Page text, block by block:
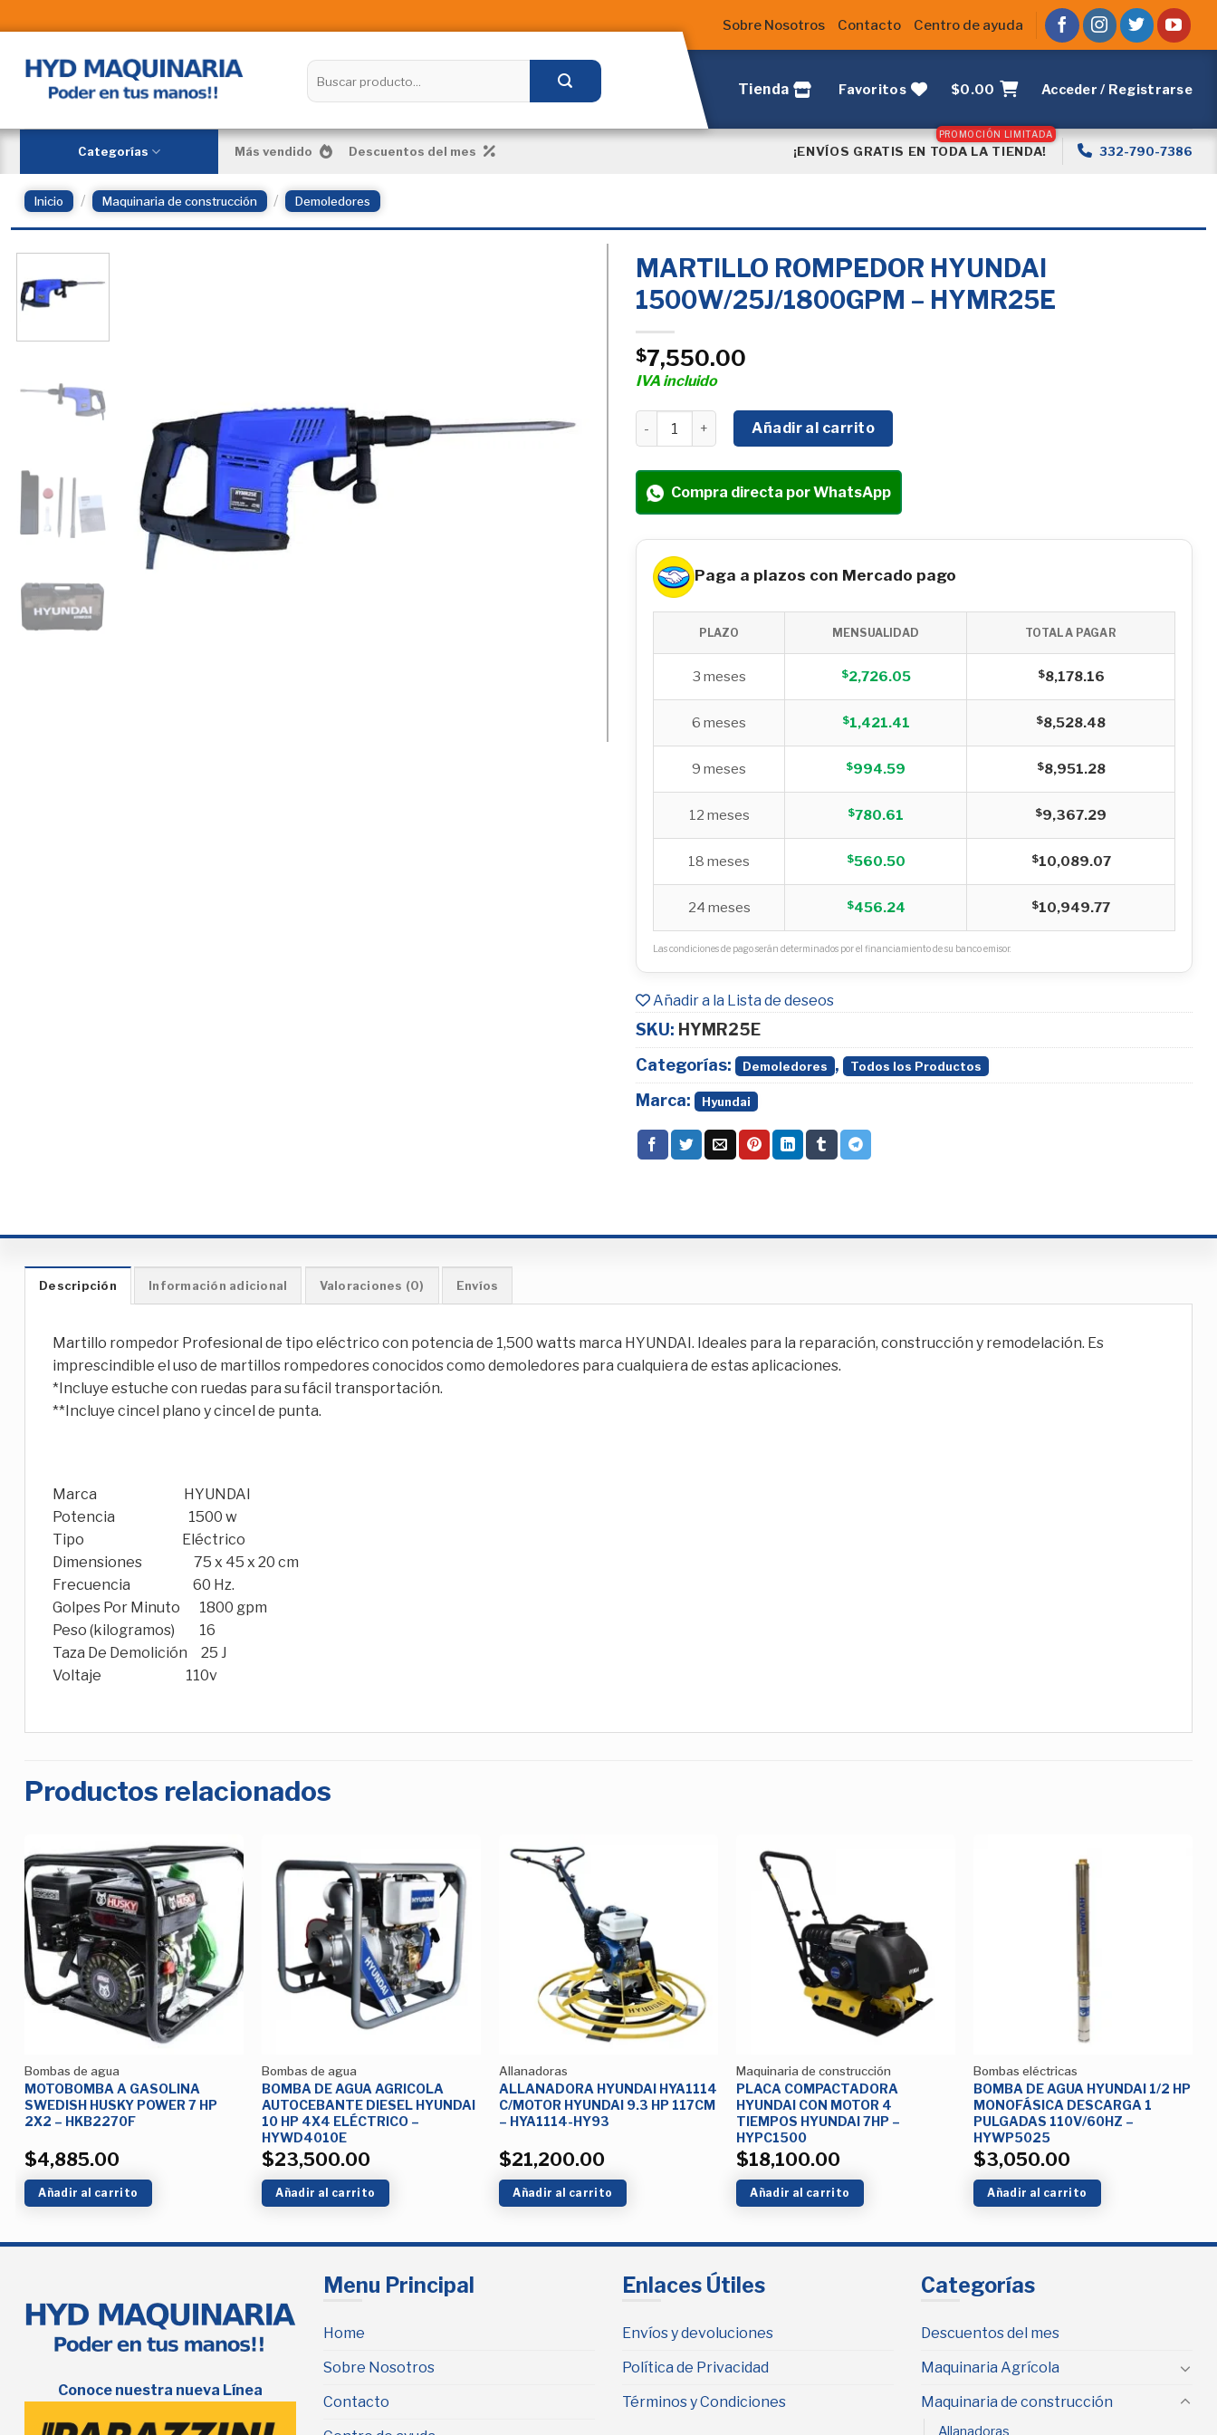
to
content
Sobre Nosotros Contacto Centro de ayuda
Buscar
por:
Tienda Favoritos $0.00 Acceder / Registrarse
Categorías Más vendido Descuentos del mes ¡ENVÍOS GRATIS EN TODA LA TIENDA! 332-790-7386
Inicio / Maquinaria de construcción / Demoledores
MARTILLO ROMPEDOR HYUNDAI
1500W/25J/1800GPM – HYMR25E
$7,550.00
IVA incluido
MARTILLO ROMPEDOR HYUNDAI 1500W/25J/1800GPM - HYMR25E cantidad
Añadir al carrito
Compra directa por WhatsApp
Paga a plazos con Mercado pago
PLAZO MENSUALIDAD TOTAL A PAGAR
3 meses $2,726.05 $8,178.16
6 meses $1,421.41 $8,528.48
9 meses $994.59 $8,951.28
12 meses $780.61 $9,367.29
18 meses $560.50 $10,089.07
24 meses $456.24 $10,949.77
Las condiciones de pago serán determinados por el financiamiento de su banco emisor.
Añadir a la Lista de deseos
SKU: HYMR25E
Categorías:
Demoledores , Todos los Productos
Marca: Hyundai
Descripción Información adicional Valoraciones (0) Envíos
Martillo rompedor Profesional de tipo eléctrico con potencia de 1,500 watts marca HYUNDAI. Ideales para la reparación, construcción y remodelación. Es
imprescindible el uso de martillos rompedores conocidos como demoledores para cualquiera de estas aplicaciones.
*Incluye estuche con ruedas para su fácil transportación.
**Incluye cincel plano y cincel de punta.
Marca HYUNDAI
Potencia 1500 w
Tipo Eléctrico
Dimensiones 75 x 45 x 20 cm
Frecuencia 60 Hz.
Golpes Por Minuto 1800 gpm
Peso (kilogramos) 16
Taza De Demolición 25 J
Voltaje 110v
Productos relacionados
Añadir
a la
Lista de
deseos
Bombas de agua
MOTOBOMBA A GASOLINA
SWEDISH HUSKY POWER 7 HP
2X2 – HKB2270F
$4,885.00
Añadir al carrito
Añadir
Lista de
deseos
Bombas de agua
BOMBA DE AGUA AGRICOLA
AUTOCEBANTE DIESEL HYUNDAI
10 HP 4X4 ELÉCTRICO –
HYWD4010E
$23,500.00
Añadir al carrito
Allanadoras
ALLANADORA HYUNDAI HYA1114
C/MOTOR HYUNDAI 9.3 HP 117CM
– HYA1114-HY93
$21,200.00
Añadir al carrito
Lista de
deseos
Maquinaria de construcción
PLACA COMPACTADORA
HYUNDAI CON MOTOR 4
TIEMPOS HYUNDAI 7HP –
HYPC1500
$18,100.00
Añadir al carrito
Bombas eléctricas
BOMBA DE AGUA HYUNDAI 1/2 HP
MONOFÁSICA DESCARGA 1
PULGADAS 110V/60HZ –
HYWP5025
$3,050.00
Añadir al carrito
Conoce nuestra nueva Línea
Menu Principal
Home
Sobre Nosotros
Contacto
Enlaces Útiles
Envíos y devoluciones
Política de Privacidad
Términos y Condiciones
Categorías
Descuentos del mes
Maquinaria Agrícola
Maquinaria de construcción
Allanadoras